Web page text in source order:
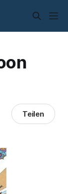
Teilen